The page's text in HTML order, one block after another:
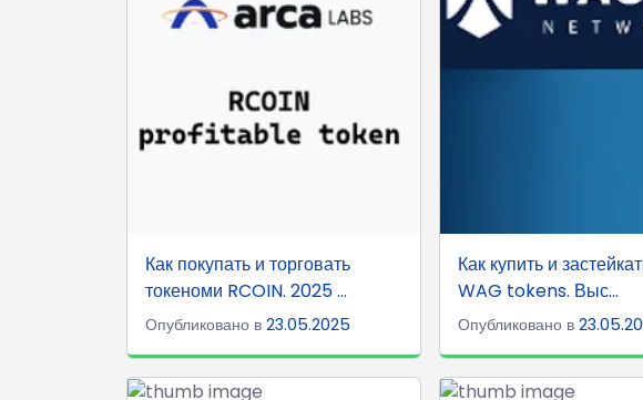
Как покупать и торговать
токеноми RCOIN. 2025 ...
Опубликовано в 23.05.2025
Как купить и
WAG tokens. Выс...
Опубликовано в